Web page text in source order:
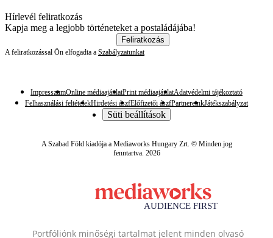
Hírlevél feliratkozás
Kapja meg a legjobb történeteket a postaládájába!
Feliratkozás
A feliratkozással Ön elfogadta a Szabályzatunkat
ImpresszumOnline médiaajánlatPrint médiaajánlatAdatvédelmi tájékoztató
Felhasználási feltételekHirdetési ászfElőfizetői ászfPartnereinkJátékszabályzat
Süti beállítások
A Szabad Föld kiadója a Mediaworks Hungary Zrt. © Minden jog
fenntartva. 2026
Portfóliónk minőségi tartalmat jelent minden olvasó